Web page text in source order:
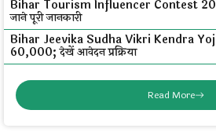
Bihar Tourism Influencer Contest
जाने पूरी जानकारी
Bihar Jeevika Sudha Vikri Kendra
₹60,000; देखें आवेदन प्रक्रिया
Read More